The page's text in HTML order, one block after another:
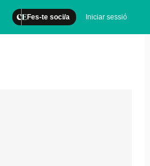
Fes-te soci/a Iniciar sessió